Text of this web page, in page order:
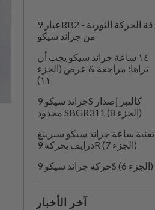
عيار 9RB2 - دقة الحركة الثورية
من جراند سيكو
١٤ ساعة جراند سيكو يجب أن
تراها: مراجعة & عرض (الجزء
١١)
جراند سيكو 9S كاليبر إصدار
محدود SBGR311 (الجزء 8)
تقنية ساعة جراند سيكو سبرينغ
درايف بحركة 9R (الجزء 7)
حركة جراند سيكو 9S (الجزء 6)
آخر الأخبار